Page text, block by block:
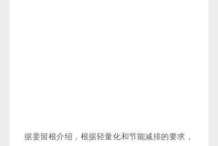
据姜留根介绍，根据轻量化和节能减排的要求，